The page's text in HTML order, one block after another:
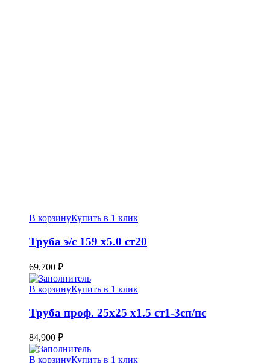
В корзинуКупить в 1 клик
Труба э/c 159 х5.0 ст20
69,700 ₽
В корзинуКупить в 1 клик
Труба проф. 25х25 х1.5 ст1-3сп/пс
84,900 ₽
В корзинуКупить в 1 клик